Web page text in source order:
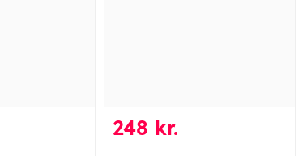
248 kr.